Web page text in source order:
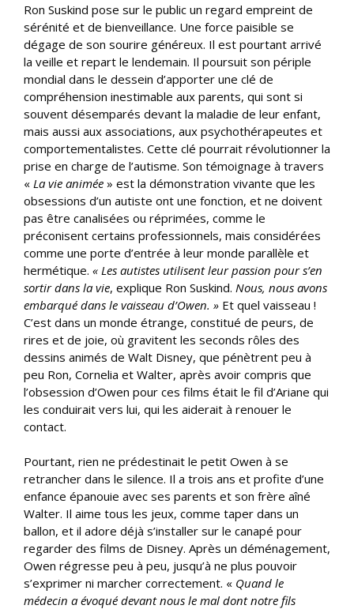
Ron Suskind pose sur le public un regard empreint de
sérénité et de bienveillance. Une force paisible se
dégage de son sourire généreux. Il est pourtant arrivé
la veille et repart le lendemain. Il poursuit son périple
mondial dans le dessein d’apporter une clé de
compréhension inestimable aux parents, qui sont si
souvent désemparés devant la maladie de leur enfant,
mais aussi aux associations, aux psychothérapeutes et
comportementalistes. Cette clé pourrait révolutionner la
prise en charge de l’autisme. Son témoignage à travers
« La vie animée » est la démonstration vivante que les
obsessions d’un autiste ont une fonction, et ne doivent
pas être canalisées ou réprimées, comme le
préconisent certains professionnels, mais considérées
comme une porte d’entrée à leur monde parallèle et
hermétique. « Les autistes utilisent leur passion pour s’en
sortir dans la vie, explique Ron Suskind. Nous, nous avons
embarqué dans le vaisseau d’Owen. » Et quel vaisseau !
C’est dans un monde étrange, constitué de peurs, de
rires et de joie, où gravitent les seconds rôles des
dessins animés de Walt Disney, que pénètrent peu à
peu Ron, Cornelia et Walter, après avoir compris que
l’obsession d’Owen pour ces films était le fil d’Ariane qui
les conduirait vers lui, qui les aiderait à renouer le
contact.
Pourtant, rien ne prédestinait le petit Owen à se
retrancher dans le silence. Il a trois ans et profite d’une
enfance épanouie avec ses parents et son frère aîné
Walter. Il aime tous les jeux, comme taper dans un
ballon, et il adore déjà s’installer sur le canapé pour
regarder des films de Disney. Après un déménagement,
Owen régresse peu à peu, jusqu’à ne plus pouvoir
s’exprimer ni marcher correctement. « Quand le
médecin a évoqué devant nous le mal dont notre fils